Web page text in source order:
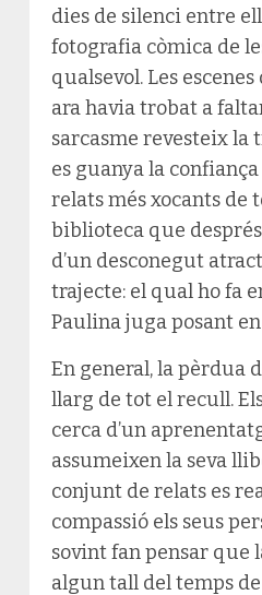
dies de silenci entre
fotografia còmica de
qualsevol. Les
ara havia trobat a
sarcasme revesteix la
es guanya la
relats més xocants de
biblioteca que
d’un desconegut
trajecte: el qual ho fa
Paulina juga posant
En general, la pèrdua
llarg de tot el recull.
cerca d’un
assumeixen la seva
conjunt de relats es
compassió els seus
sovint fan pensar que
algun tall del temps de